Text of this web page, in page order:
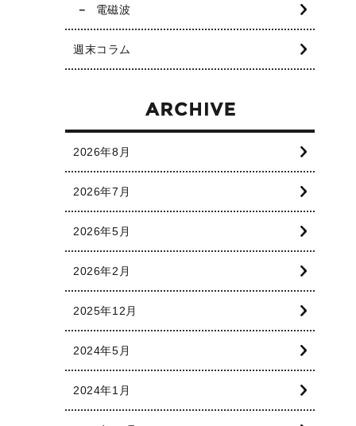
電磁波
週末コラム
2026年8月
2026年7月
2026年5月
2026年2月
2025年12月
2024年5月
2024年1月